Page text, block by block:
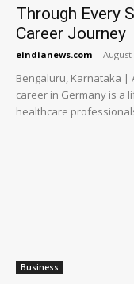
Through Every
Career Journey
eindianews.com - August
Bengaluru, Karnataka |
career in Germany is a
healthcare
Business